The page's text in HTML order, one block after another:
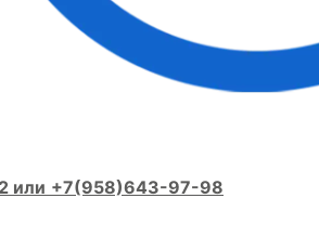
или +7(958)643-97-98